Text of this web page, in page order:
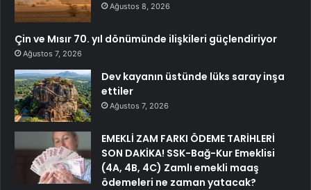
Ağustos 8, 2026
Çin ve Mısır 70. yıl dönümünde ilişkileri güçlendiriyor
Ağustos 7, 2026
Dev kayanın üstünde lüks saray inşa
ettiler
Ağustos 7, 2026
EMEKLİ ZAM FARKI ÖDEME TARİHLERİ
SON DAKİKA! SSK-Bağ-Kur Emeklisi
(4A, 4B, 4C) Zamlı emekli maaş
ödemeleri ne zaman yatacak?